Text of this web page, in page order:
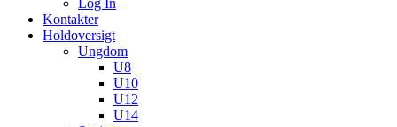
Log In
Kontakter
Holdoversigt
Ungdom
U8
U10
U12
U14